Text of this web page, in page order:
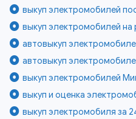
выкуп электромобилей
выкуп электромобилей на
автовыкуп
автовыкуп
выкуп электромобилей
выкуп и оценка
выкуп электромобиля за